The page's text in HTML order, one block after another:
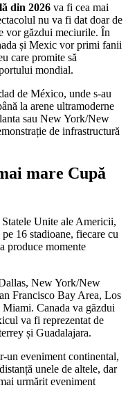
din 2026 va fi cea mai
nu va fi dat doar de
vor găzdui meciurile. În
și Mexic vor primi fanii
care promite să
mondial.
de México, unde s-au
la arene ultramoderne
sau New York/New
de infrastructură
mare Cupă
Unite ale Americii,
16 stadioane, fiecare cu
produce momente
New York/New
Francisco Bay Area, Los
Canada va găzdui
va fi reprezentat de
și Guadalajara.
un eveniment continental,
unele de altele, dar
urmărit eveniment